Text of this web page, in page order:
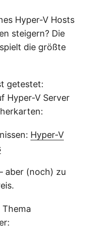
Hyper-V Hosts
steigern? Die
die größte
getestet:
Hyper-V Server
Hyper-V
aber (noch) zu